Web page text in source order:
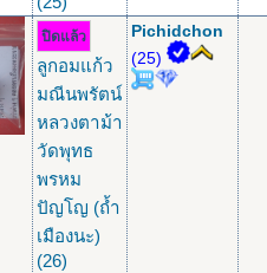
ปิดแล้ว
ลูกอมแก้ว
มณีนพรัตน์
หลวงตาม้า
วัดพุทธ
พรหม
ปัญโญ (ถ้ำ
เมืองนะ)
(26)
Pichidchon
(25)